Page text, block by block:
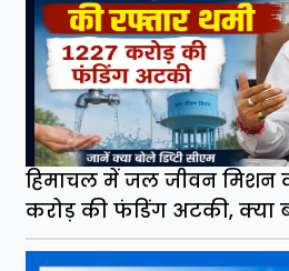
हिमाचल में जल जीवन मिशन
करोड़ की फंडिंग अटकी, क्या